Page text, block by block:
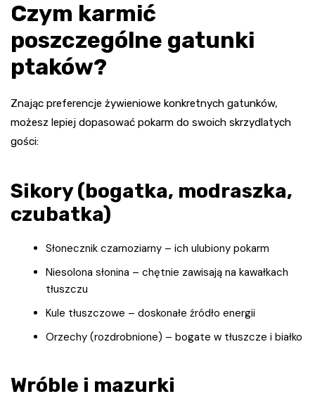
Czym karmić
poszczególne gatunki
ptaków?
Znając preferencje żywieniowe konkretnych gatunków,
możesz lepiej dopasować pokarm do swoich skrzydlatych
gości:
Sikory (bogatka, modraszka,
czubatka)
Słonecznik czarnoziarny – ich ulubiony pokarm
Niesolona słonina – chętnie zawisają na kawałkach
tłuszczu
Kule tłuszczowe – doskonałe źródło energii
Orzechy (rozdrobnione) – bogate w tłuszcze i białko
Wróble i mazurki